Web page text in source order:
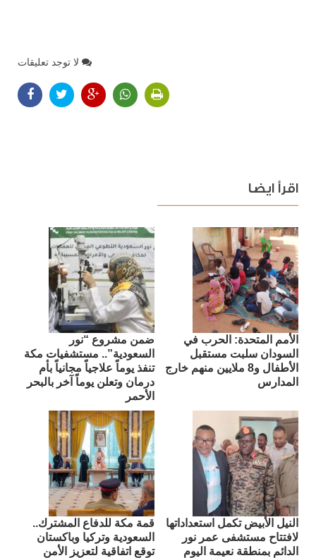
لا توجد تعليقات
اقرأ ايضا
الأمم المتحدة: الحرب في
السودان سلبت مستقبل
الأطفال و8 ملايين منهم خارج
المدارس
ضمن مشروع “نور
السعودية”.. مستشفيات مكة
تنفذ يوماً علاجياً مجانياً بأم
درمان وتعلن يوماً آخر بالبحر
الأحمر
النيل الأبيض تكمل استعداداتها
لافتتاح مستشفى عمر نور
الدائم بمنطقة نعيمة اليوم
قمة مكة للدفاع المشترك..
السعودية وتركيا وباكستان
توقع اتفاقية لتعزيز الأمن